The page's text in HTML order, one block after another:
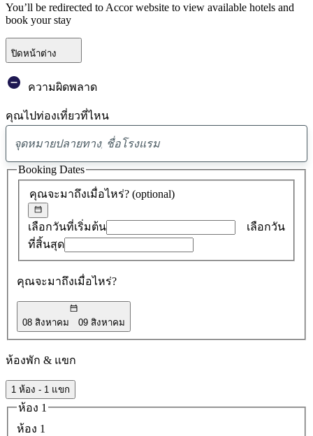
You’ll be redirected to Accor website to view available hotels and
book your stay
ปิดหน้าต่าง
ความผิดพลาด
คุณไปท่องเที่ยวที่ไหน
พบ
ข้อ
เสนอ
0
คุณจะมาถึงเมื่อไหร่? (optional)
เลือกวันที่เริ่มต้น
เลือกวัน
ที่สิ้นสุด
คุณจะมาถึงเมื่อไหร่?
08 สิงหาคม 09 สิงหาคม
Booking Dates
ห้องพัก & แขก
1 ห้อง - 1 แขก
ห้อง 1
ห้อง 1